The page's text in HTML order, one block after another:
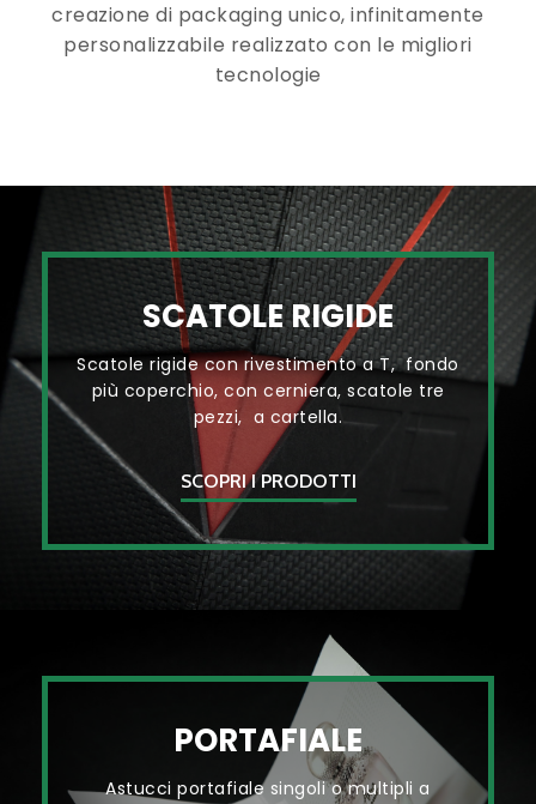
creazione di packaging unico, infinitamente
personalizzabile realizzato con le migliori
tecnologie
SCATOLE RIGIDE
Scatole rigide con rivestimento a T, fondo
più coperchio, con cerniera, scatole tre
pezzi, a cartella.
SCOPRI I PRODOTTI
PORTAFIALE
Astucci portafiale singoli o multipli a